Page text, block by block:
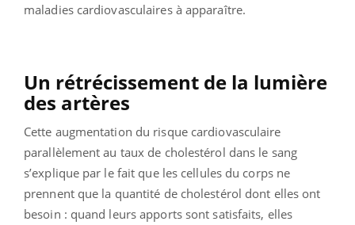
maladies cardiovasculaires à apparaître.
Un rétrécissement de la lumière
des artères
Cette augmentation du risque cardiovasculaire
parallèlement au taux de cholestérol dans le sang
s’explique par le fait que les cellules du corps ne
prennent que la quantité de cholestérol dont elles ont
besoin : quand leurs apports sont satisfaits, elles